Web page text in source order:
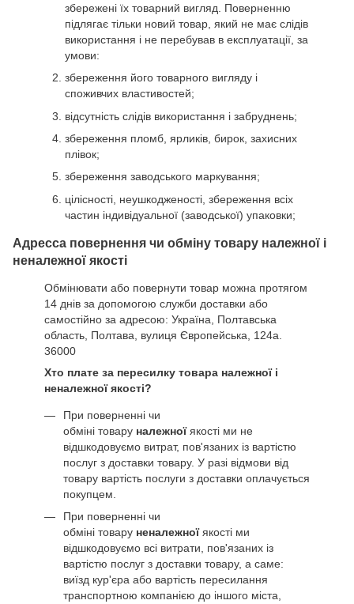
збережені їх товарний вигляд. Поверненню
підлягає тільки новий товар, який не має слідів
використання і не перебував в експлуатації, за
умови:
збереження його товарного вигляду і
споживчих властивостей;
відсутність слідів використання і забруднень;
збереження пломб, ярликів, бирок, захисних
плівок;
збереження заводського маркування;
цілісності, неушкодженості, збереження всіх
частин індивідуальної (заводської) упаковки;
Адресса повернення чи обміну товару належної і
неналежної якості
Обмінювати або повернути товар можна протягом
14 днів за допомогою служби доставки або
самостійно за адресою: Україна, Полтавська
область, Полтава, вулиця Європейська, 124а.
36000
Хто плате за пересилку товара належної і
неналежної якості?
При поверненні чи
обміні товару належноїякості ми не
відшкодовуємо витрат, пов'язаних із вартістю
послуг з доставки товару. У разі відмови від
товару вартість послуги з доставки оплачується
покупцем.
При поверненні чи
обміні товару неналежноїякості ми
відшкодовуємо всі витрати, пов'язаних із
вартістю послуг з доставки товару, а саме:
виїзд кур'єра або вартість пересилання
транспортною компанією до іншого міста,